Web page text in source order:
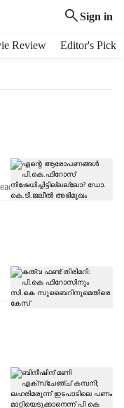
Sign in
Review Editor's Pick